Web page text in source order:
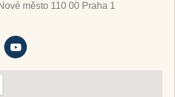
město 110 00 Praha 1